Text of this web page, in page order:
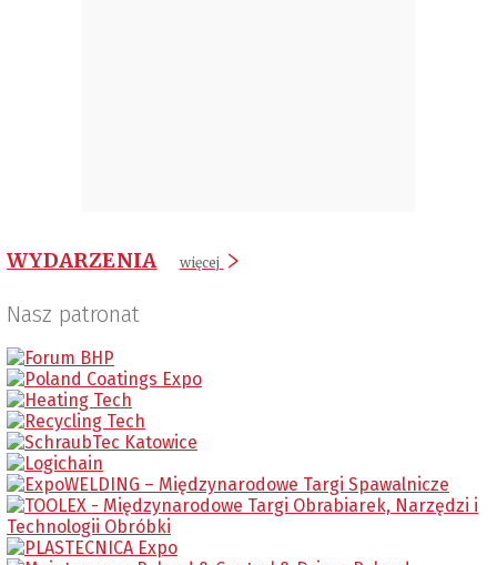
WYDARZENIA więcej
Nasz patronat